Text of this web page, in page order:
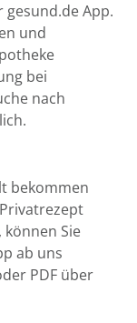
gesund.de App.
und
bei
nach
bekommen
Sie
ab uns
PDF über